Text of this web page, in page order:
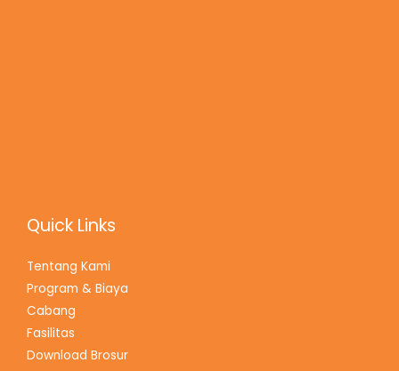
Quick Links
Tentang Kami
Program & Biaya
Cabang
Fasilitas
Download Brosur